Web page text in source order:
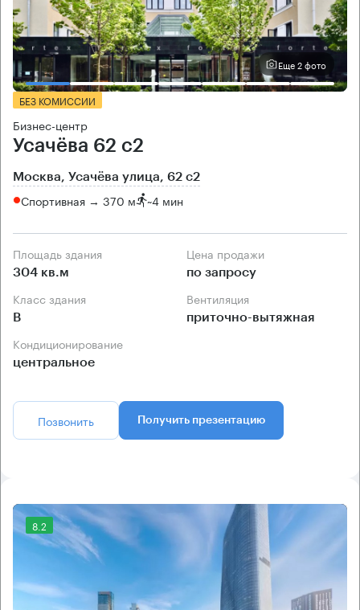
Еще 2 фото
БЕЗ КОМИССИИ
Бизнес-центр
Усачёва 62 с2
Москва, Усачёва улица, 62 с2
Спортивная → 370 м ~4 мин
Площадь здания
304 кв.м
Цена продажи
по запросу
Класс здания
B
Вентиляция
приточно-вытяжная
Кондиционирование
центральное
Позвонить Получить презентацию
8.2